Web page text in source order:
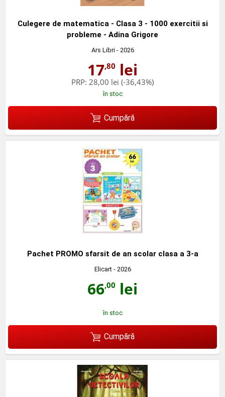
Culegere de matematica - Clasa 3 - 1000 exercitii si
probleme - Adina Grigore
Ars Libri- 2026
17,80 lei
PRP: 28,00 lei (-36,43%)
în stoc
Cumpără
Pachet PROMO sfarsit de an scolar clasa a 3-a
Elicart- 2026
66,00 lei
în stoc
Cumpără